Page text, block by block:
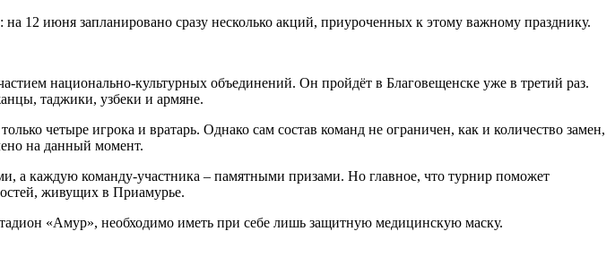
12 июня запланировано сразу несколько акций, приуроченных к этому важному празднику.
национально-культурных объединений. Он пройдёт в Благовещенске уже в третий раз.
таджики, узбеки и армяне.
четыре игрока и вратарь. Однако сам состав команд не ограничен, как и количество замен,
на данный момент.
а каждую команду-участника – памятными призами. Но главное, что турнир поможет
живущих в Приамурье.
«Амур», необходимо иметь при себе лишь защитную медицинскую маску.